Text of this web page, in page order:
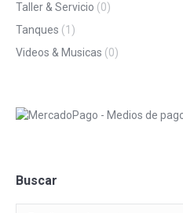
Taller & Servicio (0)
Tanques (1)
Videos & Musicas (0)
Buscar